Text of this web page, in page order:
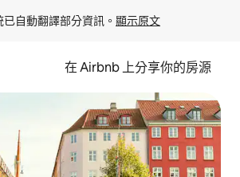
已自動翻譯部分資訊。 顯示原文
在 Airbnb 上分享你的房源